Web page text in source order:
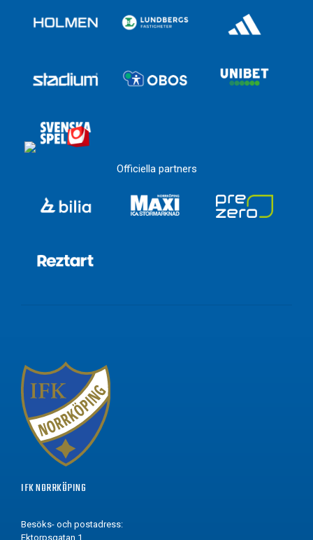
Officiella partners
IFK NORRKÖPING
Besöks- och postadress:
Ektorpsgatan 1